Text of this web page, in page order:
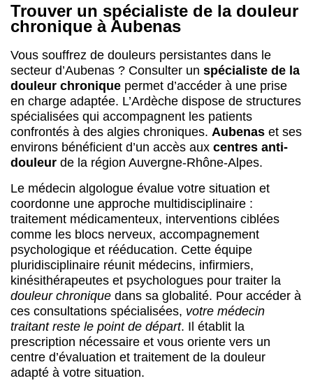
Trouver un spécialiste de la douleur
chronique à Aubenas
Vous souffrez de douleurs persistantes dans le
secteur d’Aubenas ? Consulter un spécialiste de la
douleur chronique permet d’accéder à une prise
en charge adaptée. L’Ardèche dispose de structures
spécialisées qui accompagnent les patients
confrontés à des algies chroniques. Aubenas et ses
environs bénéficient d’un accès aux centres anti-
douleur de la région Auvergne-Rhône-Alpes.
Le médecin algologue évalue votre situation et
coordonne une approche multidisciplinaire :
traitement médicamenteux, interventions ciblées
comme les blocs nerveux, accompagnement
psychologique et rééducation. Cette équipe
pluridisciplinaire réunit médecins, infirmiers,
kinésithérapeutes et psychologues pour traiter la
douleur chronique dans sa globalité. Pour accéder à
ces consultations spécialisées, votre médecin
traitant reste le point de départ. Il établit la
prescription nécessaire et vous oriente vers un
centre d’évaluation et traitement de la douleur
adapté à votre situation.